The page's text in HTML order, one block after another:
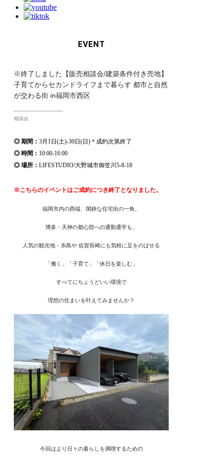
EVENT
※終了しました【販売相談会/建築条件付き売地】
子育てからセカンドライフまで暮らす 都市と自然
が交わる街 in福岡市西区
相談会
◎ 期間： 3月1日(土)-30日(日)＊成約次第終了
◎ 時間： 10:00-16:00
◎ 場所： LIFESTUDIO/大野城市御笠川5-8-18
※こちらのイベントはご成約につき終了となりました。
福岡市内の西端、閑静な住宅街の一角。
博多・天神の都心部への通勤通学も、
人気の観光地・糸島や 佐賀長崎にも気軽に足をのばせる
「働く」「子育て」「休日を楽しむ」
すべてにちょうどいい環境で
理想の住まいを叶えてみませんか？
今回はより日々の暮らしを満喫するための